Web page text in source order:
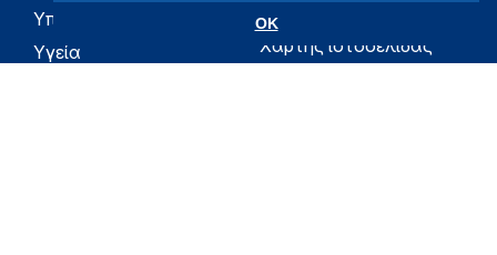
OK
Υπουργείο
Υγεία
Υγεία
Χάρτης ιστοσελίδας